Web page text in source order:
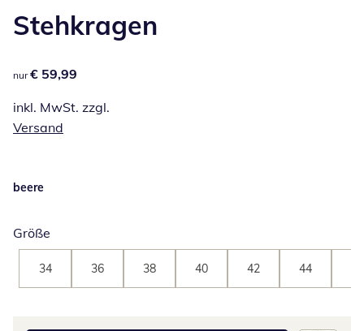
Stehkragen
€ 59,99
nur € 59,99
inkl. MwSt. zzgl.
Versand
beere
Größe
34 36 38 40 42 44